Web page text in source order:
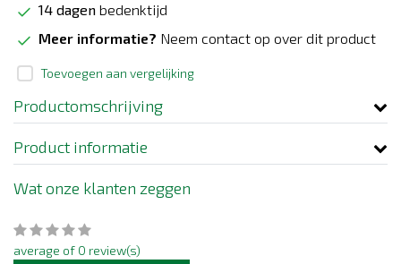
14 dagen bedenktijd
Meer informatie? Neem contact op over dit product
Toevoegen aan vergelijking
Productomschrijving
Product informatie
Wat onze klanten zeggen
average of 0 review(s)